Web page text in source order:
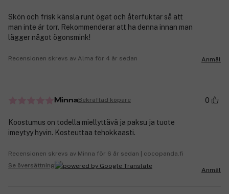
Skön och frisk känsla runt ögat och återfuktar så att
man inte är torr. Rekommenderar att ha denna innan man
lägger något ögonsmink!
Recensionen skrevs av Alma för 4 år sedan Anmäl
MinnaBekräftad köpare 0
Koostumus on todella miellyttävä ja paksu ja tuote
imeytyy hyvin. Kosteuttaa tehokkaasti.
Recensionen skrevs av Minna för 6 år sedan | cocopanda.fi
Se översättning
Anmäl